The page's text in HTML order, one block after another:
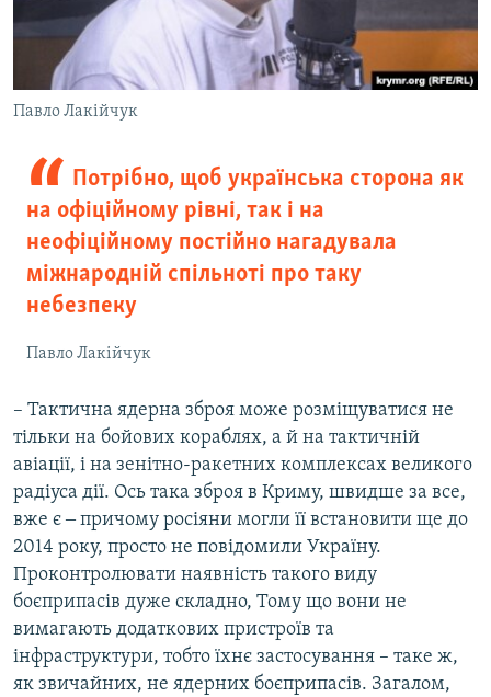
Павло Лакійчук
Потрібно, щоб українська сторона як
на офіційному рівні, так і на
неофіційному постійно нагадувала
міжнародній спільноті про таку
небезпеку
Павло Лакійчук
– Тактична ядерна зброя може розміщуватися не
тільки на бойових кораблях, а й на тактичній
авіації, і на зенітно-ракетних комплексах великого
радіуса дії. Ось така зброя в Криму, швидше за все,
вже є ‒ причому росіяни могли її встановити ще до
2014 року, просто не повідомили Україну.
Проконтролювати наявність такого виду
боєприпасів дуже складно, Тому що вони не
вимагають додаткових пристроїв та
інфраструктури, тобто їхнє застосування – таке ж,
як звичайних, не ядерних боєприпасів. Загалом,